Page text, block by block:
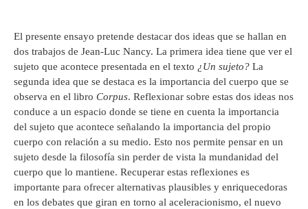
El presente ensayo pretende destacar dos ideas que se hallan en
dos trabajos de Jean-Luc Nancy. La primera idea tiene que ver el
sujeto que acontece presentada en el texto ¿Un sujeto? La
segunda idea que se destaca es la importancia del cuerpo que se
observa en el libro Corpus. Reflexionar sobre estas dos ideas nos
conduce a un espacio donde se tiene en cuenta la importancia
del sujeto que acontece señalando la importancia del propio
cuerpo con relación a su medio. Esto nos permite pensar en un
sujeto desde la filosofía sin perder de vista la mundanidad del
cuerpo que lo mantiene. Recuperar estas reflexiones es
importante para ofrecer alternativas plausibles y enriquecedoras
en los debates que giran en torno al aceleracionismo, el nuevo